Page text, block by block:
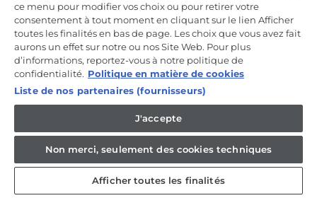
CANDY HOOVER GROUP S.r.I. - Associé unique - SIÈGE SOCIAL :
Via Comolli, 57 - 20861 Brugherio (MB) - Italie - SIÈGES
ADMINISTRATIFS : Via Privata Eden Fumagalli snc - 20861
Brugherio (MB) et Via Trento n. 20/A-22 - 20871 Vimercate (MB) -
Italie - Tél. : +39.039.2086.1 - Fax : +39.039.2086.237 - Capital social
35 000 000,00 € iv - Cod. Code fiscal et numéro d'inscription au
registre du commerce de Milan-Monza-Brianza-Lodi 04666310158 -
Autorisation IT AEOF 211870 - Société soumise aux activités de
gestion et de coordination de Candy S.p.A.
FR / Français
ce menu pour modifier vos choix ou pour retirer votre
consentement à tout moment en cliquant sur le lien Afficher
toutes les finalités en bas de page. Les choix que vous avez fait
aurons un effet sur notre ou nos Site Web. Pour plus
d’informations, reportez-vous à notre politique de
confidentialité. Politique en matière de cookies
Liste de nos partenaires (fournisseurs)
J'accepte
Non merci, seulement des cookies techniques
Afficher toutes les finalités